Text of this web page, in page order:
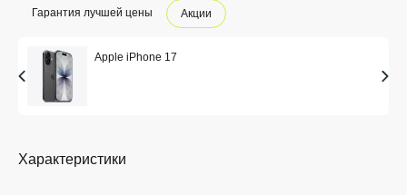
Гарантия лучшей цены Акции
Apple iPhone 17
Характеристики